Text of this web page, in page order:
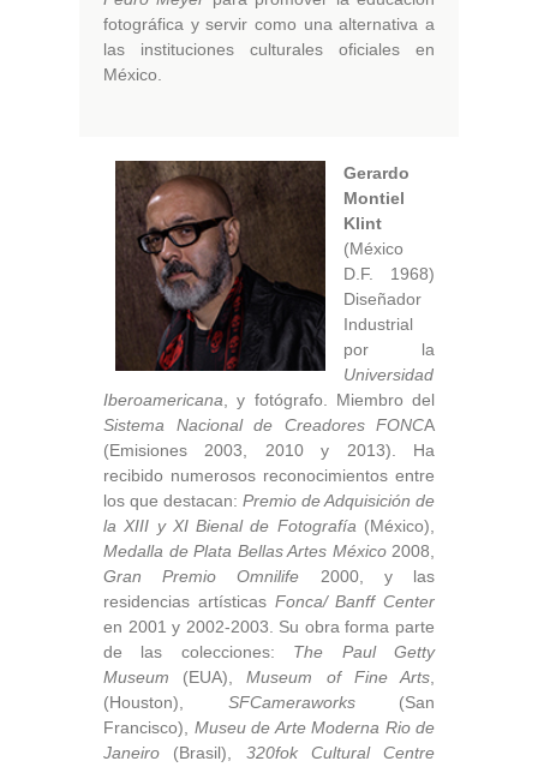
fotográfica y servir como una alternativa a
las instituciones culturales oficiales en
México.
Gerardo
Montiel
Klint
(México
D.F. 1968)
Diseñador
Industrial
por la
Universidad
Iberoamericana , y fotógrafo. Miembro del
Sistema Nacional de Creadores FONCA
(Emisiones 2003, 2010 y 2013). Ha
recibido numerosos reconocimientos entre
los que destacan: Premio de Adquisición de
la XIII y XI Bienal de Fotografía (México),
Medalla de Plata Bellas Artes México2008,
Gran Premio Omnilife 2000, y las
residencias artísticas Fonca/ Banff Center
en 2001 y 2002-2003. Su obra forma parte
de las colecciones: The Paul Getty
Museum (EUA),Museum of Fine Arts
(Houston), SFCameraworks(San
Francisco), Museu de Arte Moderna Rio de
Janeiro (Brasil), 320fok Cultural Centre